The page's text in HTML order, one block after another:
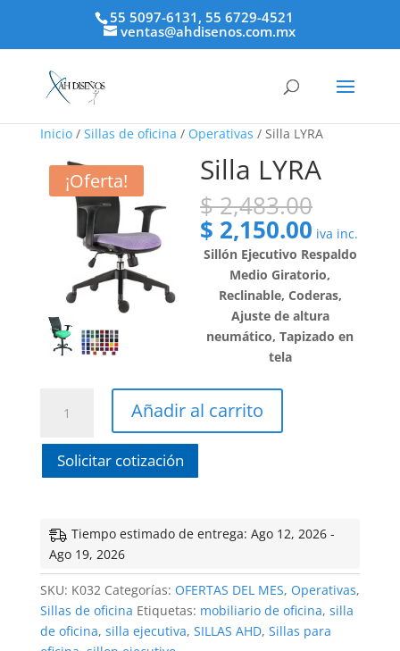
55 5097-6131, 55 6729-4521
ventas@ahdisenos.com.mx
Inicio/ Sillas de oficina / Operativas / Silla LYRA
¡Oferta! Silla LYRA
$2,483.00
precio
era:
$
$ 2,150.00El
precio
actual
es:
$
iva inc.
Sillón Ejecutivo Respaldo
Medio Giratorio,
Reclinable, Coderas,
Ajuste de altura
neumático, Tapizado en
tela
LYRA
Añadir al carrito
Solicitar cotización
Tiempo estimado de entrega: Ago 12, 2026 -
Ago 19, 2026
SKU: K032 Categorías: OFERTAS DEL MES, Operativas,
Sillas de oficina Etiquetas: mobiliario de oficina, silla
de oficina, silla ejecutiva, SILLAS AHD, Sillas para